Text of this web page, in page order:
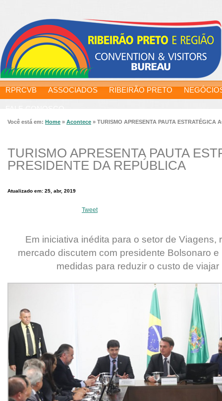
RPRCVB ASSOCIADOS RIBEIRÃO PRETO
Você está em: Home » Acontece » TURISMO APRESENTA PAUTA ESTRATÉGICA
TURISMO APRESENTA PAUTA
PRESIDENTE DA REPÚBLICA
Atualizado em: 25, abr, 2019
Tweet
Em iniciativa inédita para o setor de Viagens,
mercado discutem com presidente Bolsonaro e
medidas para reduzir o custo de viajar